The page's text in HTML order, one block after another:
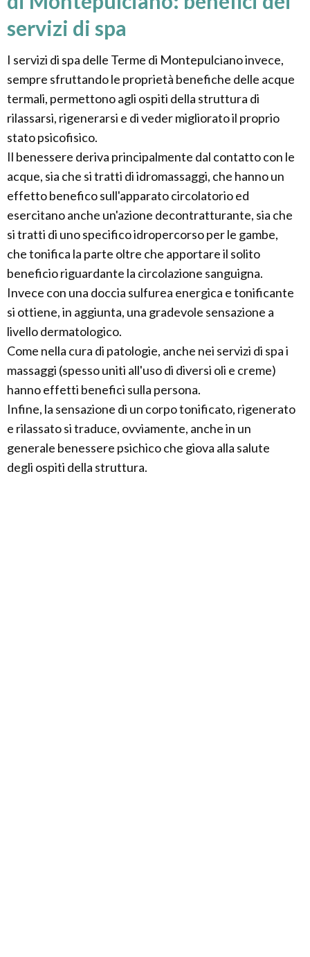
servizi di spa
I servizi di spa delle Terme di Montepulciano invece,
sempre sfruttando le proprietà benefiche delle acque
termali, permettono agli ospiti della struttura di
rilassarsi, rigenerarsi e di veder migliorato il proprio
stato psicofisico.
Il benessere deriva principalmente dal contatto con le
acque, sia che si tratti di idromassaggi, che hanno un
effetto benefico sull'apparato circolatorio ed
esercitano anche un'azione decontratturante, sia che
si tratti di uno specifico idropercorso per le gambe,
che tonifica la parte oltre che apportare il solito
beneficio riguardante la circolazione sanguigna.
Invece con una doccia sulfurea energica e tonificante
si ottiene, in aggiunta, una gradevole sensazione a
livello dermatologico.
Come nella cura di patologie, anche nei servizi di spa i
massaggi (spesso uniti all'uso di diversi oli e creme)
hanno effetti benefici sulla persona.
Infine, la sensazione di un corpo tonificato, rigenerato
e rilassato si traduce, ovviamente, anche in un
generale benessere psichico che giova alla salute
degli ospiti della struttura.